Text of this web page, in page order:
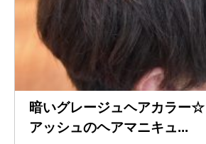
暗いグレージュヘアカラー
アッシュのヘアマニキュ...